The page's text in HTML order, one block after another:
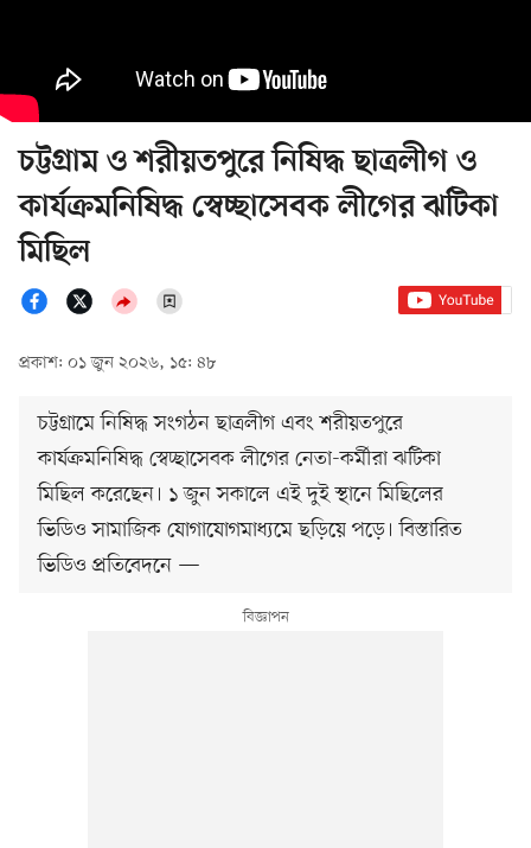
চট্টগ্রাম ও শরীয়তপুরে নিষিদ্ধ ছাত্রলীগ ও
কার্যক্রমনিষিদ্ধ স্বেচ্ছাসেবক লীগের ঝটিকা
মিছিল
প্রকাশ: ০১ জুন ২০২৬, ১৫: ৪৮
চট্টগ্রামে নিষিদ্ধ সংগঠন ছাত্রলীগ এবং শরীয়তপুরে
কার্যক্রমনিষিদ্ধ স্বেচ্ছাসেবক লীগের নেতা-কর্মীরা ঝটিকা
মিছিল করেছেন। ১ জুন সকালে এই দুই স্থানে মিছিলের
ভিডিও সামাজিক যোগাযোগমাধ্যমে ছড়িয়ে পড়ে। বিস্তারিত
ভিডিও প্রতিবেদনে —